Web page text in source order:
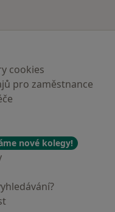
cookies
pro zaměstnance
nové kolegy!